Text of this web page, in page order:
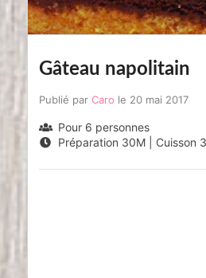
Gâteau napolitain
Publié par Caro le 20 mai 2017
Pour 6 personnes
Préparation 30M | Cuisson